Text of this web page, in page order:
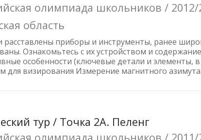
олимпиада школьников /
область
приборы и инструменты, ранее
Ознакомьтесь с их устройством и
особенности (ключевые детали и элементы,
для визирования Измерение магнитного
тур / Точка 2А. Пеленг